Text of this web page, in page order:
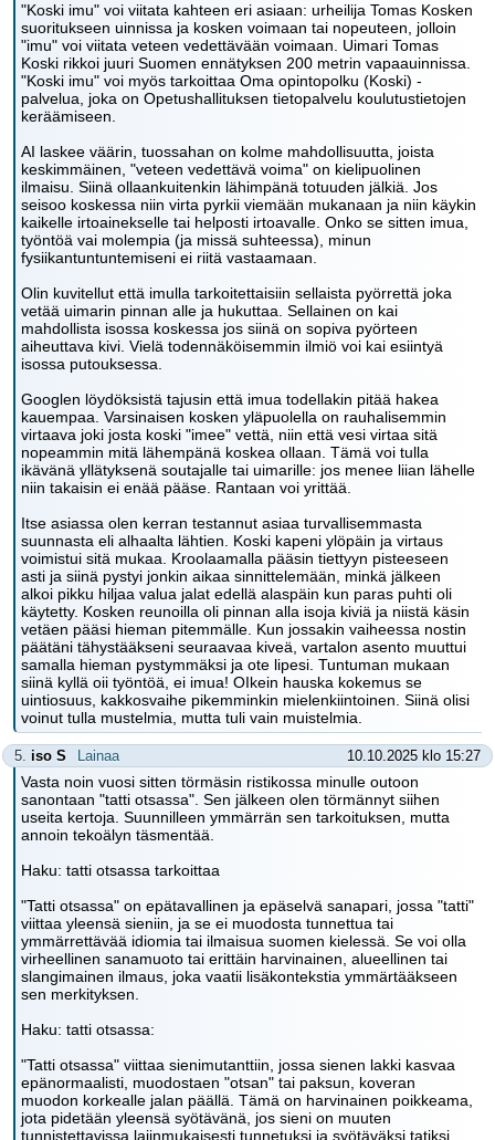
"Koski imu" voi viitata kahteen eri asiaan: urheilija Tomas Kosken
suoritukseen uinnissa ja kosken voimaan tai nopeuteen, jolloin
"imu" voi viitata veteen vedettävään voimaan. Uimari Tomas
Koski rikkoi juuri Suomen ennätyksen 200 metrin vapaauinnissa.
"Koski imu" voi myös tarkoittaa Oma opintopolku (Koski) -
palvelua, joka on Opetushallituksen tietopalvelu koulutustietojen
keräämiseen.
AI laskee väärin, tuossahan on kolme mahdollisuutta, joista
keskimmäinen, "veteen vedettävä voima" on kielipuolinen
ilmaisu. Siinä ollaankuitenkin lähimpänä totuuden jälkiä. Jos
seisoo koskessa niin virta pyrkii viemään mukanaan ja niin käykin
kaikelle irtoainekselle tai helposti irtoavalle. Onko se sitten imua,
työntöä vai molempia (ja missä suhteessa), minun
fysiikantuntuntemiseni ei riitä vastaamaan.
Olin kuvitellut että imulla tarkoitettaisiin sellaista pyörrettä joka
vetää uimarin pinnan alle ja hukuttaa. Sellainen on kai
mahdollista isossa koskessa jos siinä on sopiva pyörteen
aiheuttava kivi. Vielä todennäköisemmin ilmiö voi kai esiintyä
isossa putouksessa.
Googlen löydöksistä tajusin että imua todellakin pitää hakea
kauempaa. Varsinaisen kosken yläpuolella on rauhalisemmin
virtaava joki josta koski "imee" vettä, niin että vesi virtaa sitä
nopeammin mitä lähempänä koskea ollaan. Tämä voi tulla
ikävänä yllätyksenä soutajalle tai uimarille: jos menee liian lähelle
niin takaisin ei enää pääse. Rantaan voi yrittää.
Itse asiassa olen kerran testannut asiaa turvallisemmasta
suunnasta eli alhaalta lähtien. Koski kapeni ylöpäin ja virtaus
voimistui sitä mukaa. Kroolaamalla pääsin tiettyyn pisteeseen
asti ja siinä pystyi jonkin aikaa sinnittelemään, minkä jälkeen
alkoi pikku hiljaa valua jalat edellä alaspäin kun paras puhti oli
käytetty. Kosken reunoilla oli pinnan alla isoja kiviä ja niistä käsin
vetäen pääsi hieman pitemmälle. Kun jossakin vaiheessa nostin
päätäni tähystääkseni seuraavaa kiveä, vartalon asento muuttui
samalla hieman pystymmäksi ja ote lipesi. Tuntuman mukaan
siinä kyllä oii työntöä, ei imua! OIkein hauska kokemus se
uintiosuus, kakkosvaihe pikemminkin mielenkiintoinen. Siinä olisi
voinut tulla mustelmia, mutta tuli vain muistelmia.
5. iso S Lainaa 10.10.2025 klo 15:27
Vasta noin vuosi sitten törmäsin ristikossa minulle outoon
sanontaan "tatti otsassa". Sen jälkeen olen törmännyt siihen
useita kertoja. Suunnilleen ymmärrän sen tarkoituksen, mutta
annoin tekoälyn täsmentää.
Haku: tatti otsassa tarkoittaa
"Tatti otsassa" on epätavallinen ja epäselvä sanapari, jossa "tatti"
viittaa yleensä sieniin, ja se ei muodosta tunnettua tai
ymmärrettävää idiomia tai ilmaisua suomen kielessä. Se voi olla
virheellinen sanamuoto tai erittäin harvinainen, alueellinen tai
slangimainen ilmaus, joka vaatii lisäkontekstia ymmärtääkseen
sen merkityksen.
Haku: tatti otsassa:
"Tatti otsassa" viittaa sienimutanttiin, jossa sienen lakki kasvaa
epänormaalisti, muodostaen "otsan" tai paksun, koveran
muodon korkealle jalan päällä. Tämä on harvinainen poikkeama,
jota pidetään yleensä syötävänä, jos sieni on muuten
tunnistettavissa lajinmukaisesti tunnetuksi ja syötäväksi tatiksi.